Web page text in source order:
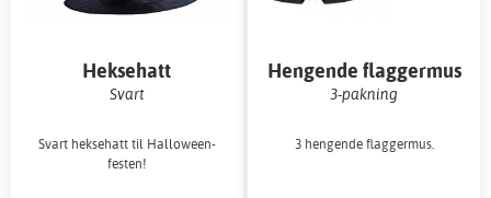
Heksehatt
Svart
Svart heksehatt til Halloween-
festen!
Hengende flaggermus
3-pakning
3 hengende flaggermus.